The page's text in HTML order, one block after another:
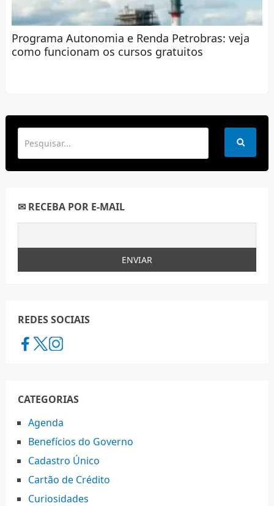
Programa Autonomia e Renda Petrobras: veja
como funcionam os cursos gratuitos
✉ RECEBA POR E-MAIL
REDES SOCIAIS
CATEGORIAS
Agenda
Benefícios do Governo
Cadastro Único
Cartão de Crédito
Curiosidades